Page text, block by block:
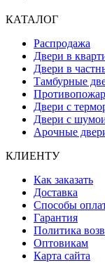
КАТАЛОГ
Распродажа
Двери в
Двери в
Тамбурные
Двери с
Двери с
Арочные
КЛИЕНТУ
Как заказать
Доставка
Способы
Гарантия
Политика
Оптовикам
Карта сайта